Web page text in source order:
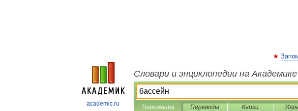
academic.ru
Словари и энциклопедии на Академике
Толкования Переводы Книги